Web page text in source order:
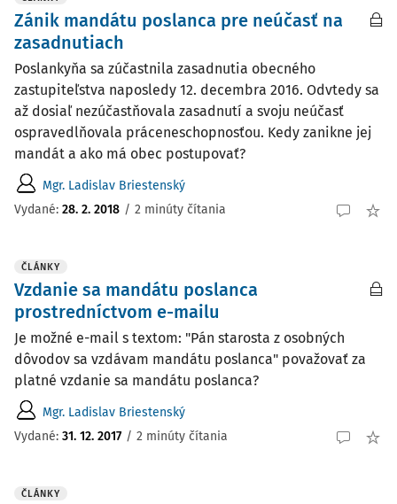
Zánik mandátu poslanca pre neúčasť na
zasadnutiach
Poslankyňa sa zúčastnila zasadnutia obecného
zastupiteľstva naposledy 12. decembra 2016. Odvtedy sa
až dosiaľ nezúčastňovala zasadnutí a svoju neúčasť
ospravedlňovala práceneschopnosťou. Kedy zanikne jej
mandát a ako má obec postupovať?
Mgr. Ladislav Briestenský
Vydané: 28. 2. 2018 / 2 minúty čítania
ČLÁNKY
Vzdanie sa mandátu poslanca
prostredníctvom e-mailu
Je možné e-mail s textom: "Pán starosta z osobných
dôvodov sa vzdávam mandátu poslanca" považovať za
platné vzdanie sa mandátu poslanca?
Mgr. Ladislav Briestenský
Vydané: 31. 12. 2017 / 2 minúty čítania
ČLÁNKY